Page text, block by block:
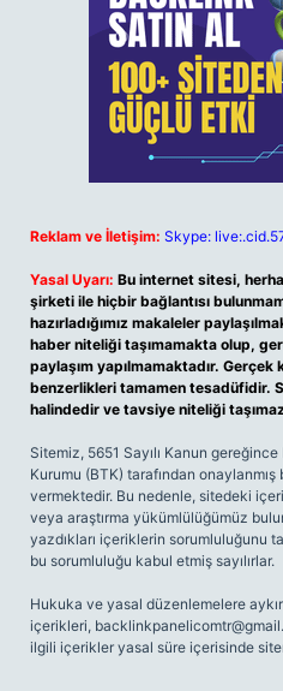
Reklam ve İletişim: Skype:
Yasal Uyarı: Bu internet sitesi,
şirketi ile hiçbir bağlantısı
hazırladığımız makaleler
haber niteliği taşımamakta olup,
paylaşım yapılmamaktadır.
benzerlikleri tamamen tesadüfidir.
halindedir ve tavsiye niteliği
Sitemiz, 5651 Sayılı Kanun
Kurumu (BTK) tarafından
vermektedir. Bu nedenle, sitedeki
veya araştırma yükümlülüğümüz
yazdıkları içeriklerin sorumluluğunu
bu sorumluluğu kabul etmiş sayılırlar.
Hukuka ve yasal düzenlemelere
içerikleri,
ilgili içerikler yasal süre içerisinde